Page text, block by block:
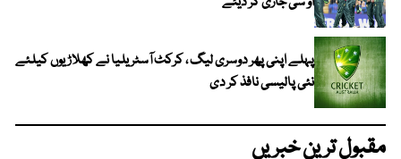
پہلے اپنی پھر دوسری لیگ ، کرکٹ آسٹریلیا نے کھلاڑیوں کیلئے
نئی پالیسی نافذ کر دی
مقبول ترین خبریں